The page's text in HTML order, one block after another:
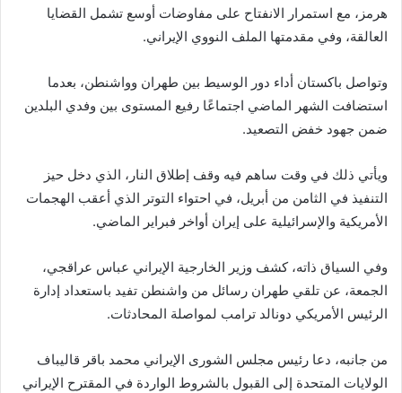
هرمز، مع استمرار الانفتاح على مفاوضات أوسع تشمل القضايا
العالقة، وفي مقدمتها الملف النووي الإيراني.
وتواصل باكستان أداء دور الوسيط بين طهران وواشنطن، بعدما
استضافت الشهر الماضي اجتماعًا رفيع المستوى بين وفدي البلدين
ضمن جهود خفض التصعيد.
ويأتي ذلك في وقت ساهم فيه وقف إطلاق النار، الذي دخل حيز
التنفيذ في الثامن من أبريل، في احتواء التوتر الذي أعقب الهجمات
الأمريكية والإسرائيلية على إيران أواخر فبراير الماضي.
وفي السياق ذاته، كشف وزير الخارجية الإيراني عباس عراقجي،
الجمعة، عن تلقي طهران رسائل من واشنطن تفيد باستعداد إدارة
الرئيس الأمريكي دونالد ترامب لمواصلة المحادثات.
من جانبه، دعا رئيس مجلس الشورى الإيراني محمد باقر قاليباف
الولايات المتحدة إلى القبول بالشروط الواردة في المقترح الإيراني